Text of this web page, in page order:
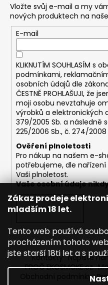
Zákaz prodeje
mladším 18 let.
Tento web používá
procházením tohoto
jste starší 18ti let a s
o
p
o
u
u
m
DEKANG
USA
MIX
10ML
6MG
169
Kč
Původně:
Kč
Vložte svůj e-mail a my
nových produktech na
E-mail
KLIKNUTÍM SOUHLASÍM s
podmínkami,
osobních údajů dle
ČESTNĚ PROHLAŠUJI, že
moji osobu nevztahuje
výrobků a elektronických
379/2005 Sb. a následně
225/2006 Sb., č. 274/
Ověření plnoletosti
Pro nákup na našem e-
potřebujeme, dle nařízení
Vaši plnoletost.
Vaše osobní údaje
PŘIHLÁSIT SE
Kontakty Napište
PROČ EKOSMOKE.cz
Obchodní podmínky